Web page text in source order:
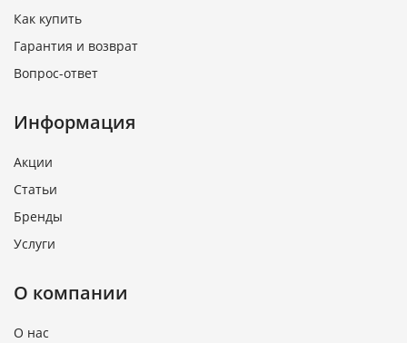
Как купить
Гарантия и возврат
Вопрос-ответ
Информация
Акции
Статьи
Бренды
Услуги
О компании
О нас